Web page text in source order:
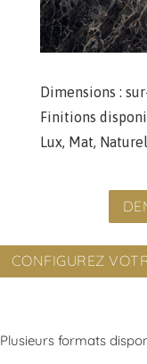
Dimensions :
Finitions
Lux, Mat,
CONFIGUREZ
Plusieurs formats